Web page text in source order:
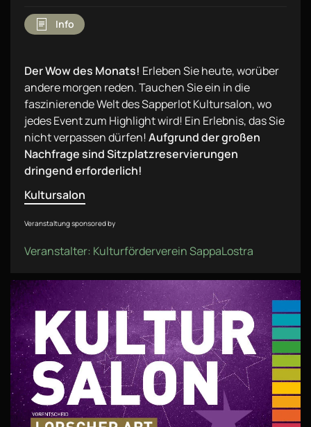
Info
Der Wow des Monats! Erleben Sie heute, worüber
andere morgen reden. Tauchen Sie ein in die
faszinierende Welt des Sapperlot Kultursalon, wo
jedes Event zum Highlight wird! Ein Erlebnis, das Sie
nicht verpassen dürfen! Aufgrund der großen
Nachfrage sind Sitzplatzreservierungen
dringend erforderlich!
Kultursalon
Veranstaltung sponsored by
Veranstalter: Kulturförderverein SappaLostra